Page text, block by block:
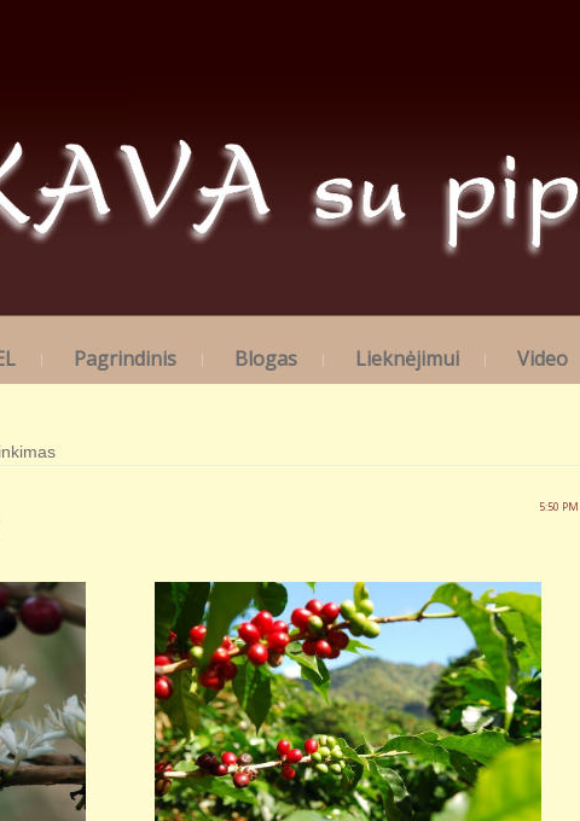
Pagrindinis Blogas Lieknėjimui Video
5:50 PM